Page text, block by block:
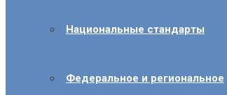
Национальные стандарты
Федеральное и региональное